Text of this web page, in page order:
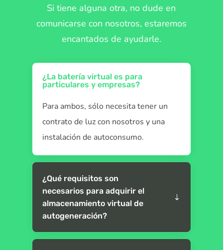
Si tiene alguna otra, no dude en
comunicarse con nosotros, estaremos
encantados de ayudarle.
¿La batería virtual es para
particulares y empresas?
Para ambos, sólo necesita tener un
contrato de luz con nosotros y una
instalación de autoconsumo.
¿Qué requisitos son
necesarios para adquirir el
almacenamiento virtual de
autogeneración?